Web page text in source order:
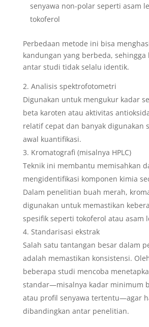
senyawa non-polar seperti asam
tokoferol
Perbedaan metode ini bisa
kandungan yang berbeda,
antar studi tidak selalu identik.
Analisis spektrofotometri
Digunakan untuk mengukur kadar
beta karoten atau aktivitas
relatif cepat dan banyak digunakan
awal kuantifikasi.
Kromatografi (misalnya HPLC)
Teknik ini membantu memisahkan
mengidentifikasi komponen kimia
Dalam penelitian buah merah,
digunakan untuk memastikan
spesifik seperti tokoferol atau asam
Standarisasi ekstrak
Salah satu tantangan besar dalam
adalah memastikan konsistensi.
beberapa studi mencoba
standar—misalnya kadar minimum
atau profil senyawa tertentu—agar
dibandingkan antar penelitian.